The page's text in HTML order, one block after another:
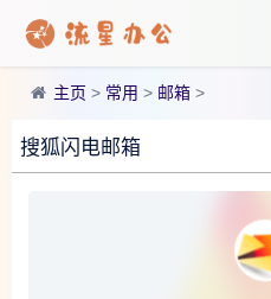
主页 > 常用 > 邮箱 >
搜狐闪电邮箱